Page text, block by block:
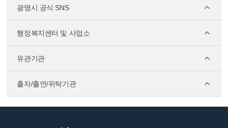
광명시 공식 SNS
행정복지센터 및 사업소
유관기관
출자/출연/위탁기관